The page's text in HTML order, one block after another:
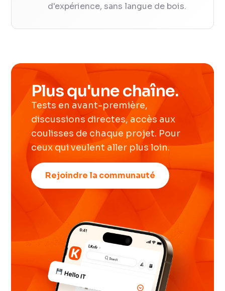
d'expérience, sans langue de bois.
Plus qu'une chaîne.
Tests en avant-première,
discussions directes, accès aux
coulisses de chaque projet. Pour
ceux qui veulent aller plus loin.
Rejoindre la communauté